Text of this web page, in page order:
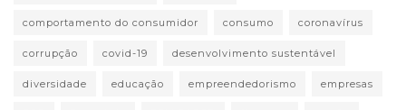
comportamento do consumidor consumo coronavírus
corrupção covid-19 desenvolvimento sustentável
diversidade educação empreendedorismo empresas